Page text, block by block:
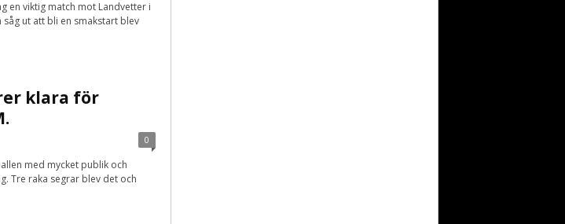
en viktig match mot Landvetter i
ut att bli en smakstart blev
klara för
0
med mycket publik och
Tre raka segrar blev det och